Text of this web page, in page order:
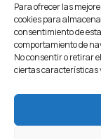
Para ofrecer las
cookies para
consentimiento de
comportamiento de
No consentir o retirar
ciertas características